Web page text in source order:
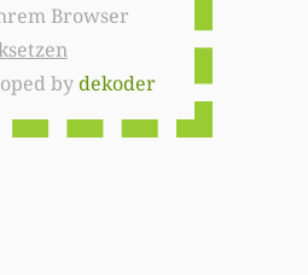
bydekoder